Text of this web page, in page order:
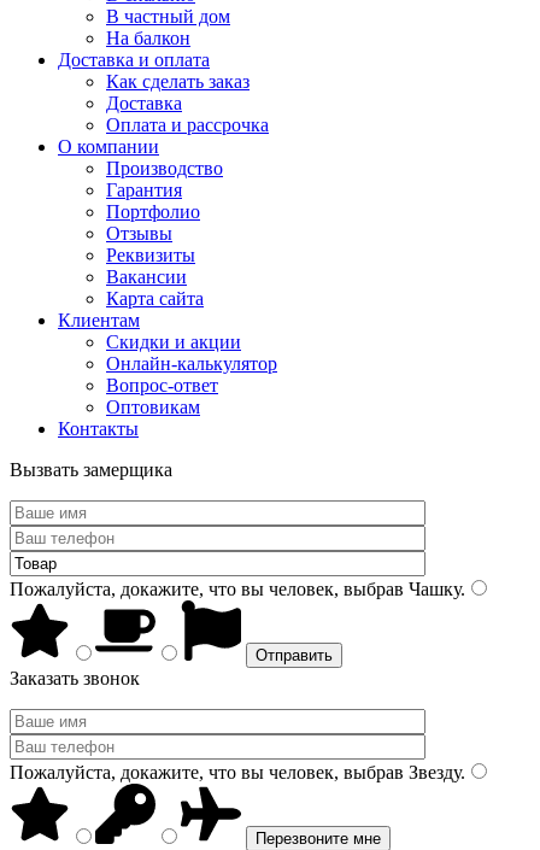
В частный дом
На балкон
Доставка и оплата
Как сделать заказ
Доставка
Оплата и рассрочка
О компании
Производство
Гарантия
Портфолио
Отзывы
Реквизиты
Вакансии
Карта сайта
Клиентам
Скидки и акции
Онлайн-калькулятор
Вопрос-ответ
Оптовикам
Контакты
Вызвать замерщика
Пожалуйста, докажите, что вы человек, выбрав Чашку.
Заказать звонок
Пожалуйста, докажите, что вы человек, выбрав Звезду.